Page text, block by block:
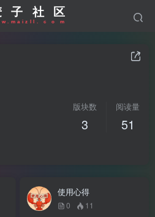
子 社 区
w. ma iz . c o m
版块数
3
阅读量
51
使用心得
0 11